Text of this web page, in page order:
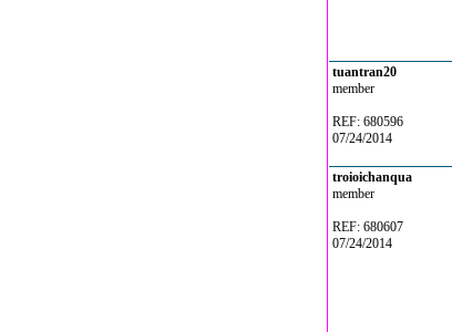
tuantran20
member
REF: 680596
07/24/2014
troioichanqua
member
REF: 680607
07/24/2014